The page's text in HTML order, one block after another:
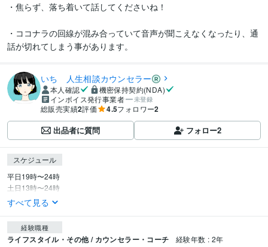
・焦らず、落ち着いて話してくださいね！
・ココナラの回線が混み合っていて音声が聞こえなくなったり、通
話が切れてしまう事があります。
いち 人生相談カウンセラー
本人確認
機密保持契約(NDA)
インボイス発行事業者
未登録
総販売実績2評価 4.5フォロワー2
出品者に質問 フォロー2
スケジュール
平日19時〜24時
土日13時〜24時
すべて見る
経験職種
ライフスタイル・その他 / カウンセラー・コーチ 経験年数 : 2年